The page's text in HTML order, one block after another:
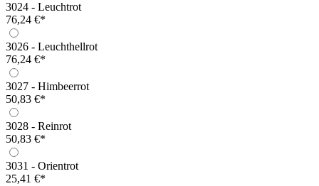
3024 - Leuchtrot
76,24 €*
3026 - Leuchthellrot
76,24 €*
3027 - Himbeerrot
50,83 €*
3028 - Reinrot
50,83 €*
3031 - Orientrot
25,41 €*